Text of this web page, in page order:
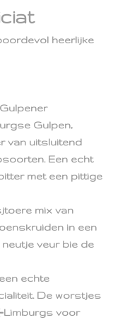
heerlijke
Gulpen,
van uitsluitend
Een echt
met een pittige
mix van
in een
veur bie de
echte
De worstjes
voor